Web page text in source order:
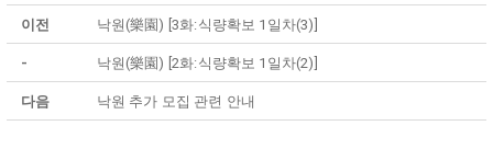
이전 낙원(樂園) [3화:식량확보 1일차(3)]
- 낙원(樂園) [2화:식량확보 1일차(2)]
다음 낙원 추가 모집 관련 안내